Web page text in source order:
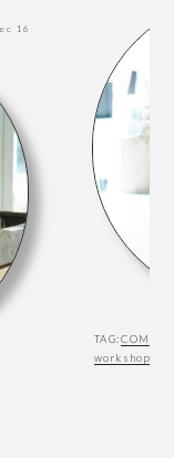
16
TAG:
workshop